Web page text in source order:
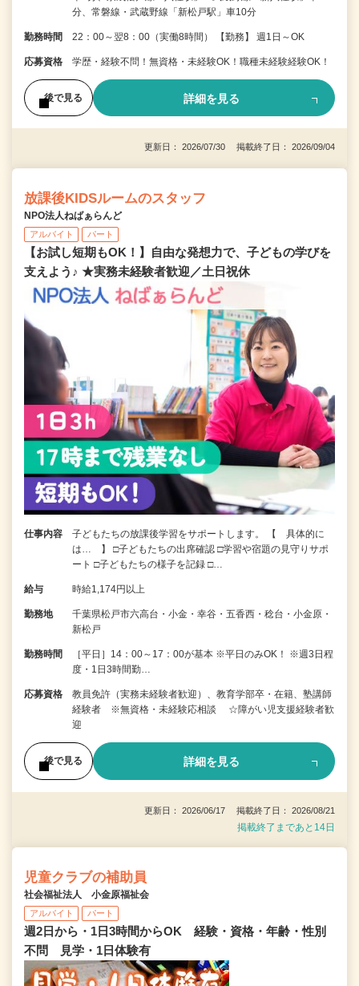
分、常磐線・武蔵野線「新松戸駅」車10分
勤務時間 22：00～翌8：00（実働8時間） 【勤務】 週1日～OK
応募資格 学歴・経験不問！無資格・未経験OK！職種未経験経験OK！
後で見る 詳細を見る
更新日： 2026/07/30 掲載終了日： 2026/09/04
放課後KIDSルームのスタッフ
NPO法人ねばぁらんど
アルバイト パート
【お試し短期もOK！】自由な発想力で、子どもの学びを
支えよう♪ ★実務未経験者歓迎／土日祝休
仕事内容
子どもたちの放課後学習をサポートします。 【 具体的に
は… 】 □子どもたちの出席確認 □学習や宿題の見守りサポ
ート □子どもたちの様子を記録 □…
給与 時給1,174円以上
勤務地
千葉県松戸市六高台・小金・幸谷・五香西・稔台・小金原・
新松戸
勤務時間
［平日］14：00～17：00が基本 ※平日のみOK！ ※週3日程
度・1日3時間勤…
応募資格
教員免許（実務未経験者歓迎）、教育学部卒・在籍、塾講師
経験者 ※無資格・未経験応相談 ☆障がい児支援経験者歓
迎
後で見る 詳細を見る
更新日： 2026/06/17 掲載終了日： 2026/08/21
掲載終了まであと14日
児童クラブの補助員
社会福祉法人 小金原福祉会
アルバイト パート
週2日から・1日3時間からOK 経験・資格・年齢・性別
不問 見学・1日体験有